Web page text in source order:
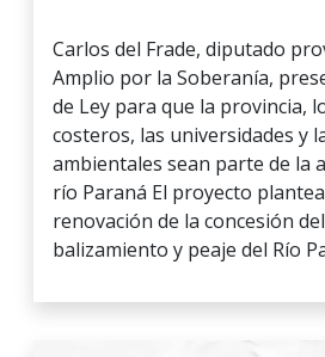
Carlos del Frade, diputado
Amplio por la Soberanía,
de Ley para que la provincia,
costeros, las universidades y
ambientales sean parte de la
río Paraná El proyecto
renovación de la concesión
balizamiento y peaje del Río